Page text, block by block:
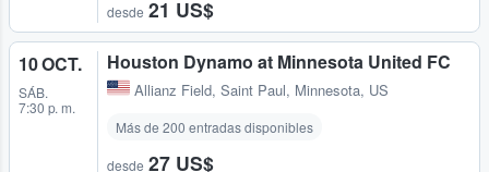
desde 21 US$
10 OCT.
SÁB.
7:30 p. m.
Houston Dynamo at Minnesota United FC
Allianz Field, Saint Paul, Minnesota, US
Más de 200 entradas disponibles
desde 27 US$